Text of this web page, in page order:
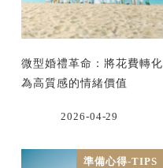
微型婚禮革命：將花費轉化
為高質感的情緒價值
2026-04-29
準備心得-TIPS